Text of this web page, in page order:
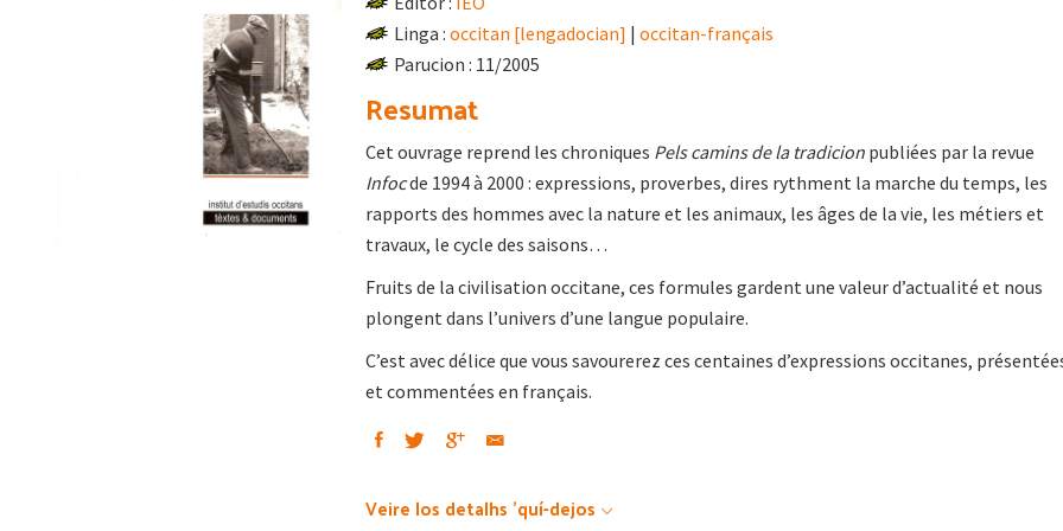
Linga : occitan [lengadocian] | occitan-français
Parucion : 11/2005
Resumat
Cet ouvrage reprend les chroniques Pels camins de la tradicion publiées par la revue
Infocde 1994 à 2000 : expressions, proverbes, dires rythment la marche du temps, les
rapports des hommes avec la nature et les animaux, les âges de la vie, les métiers et
travaux, le cycle des saisons…
Fruits de la civilisation occitane, ces formules gardent une valeur d’actualité et nous
plongent dans l’univers d’une langue populaire.
C’est avec délice que vous savourerez ces centaines d’expressions occitanes,
et commentées en français.
Veire los detalhs 'quí-dejos